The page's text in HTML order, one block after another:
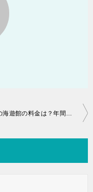
大阪の海遊館の料金は？年間パスも購入しました。